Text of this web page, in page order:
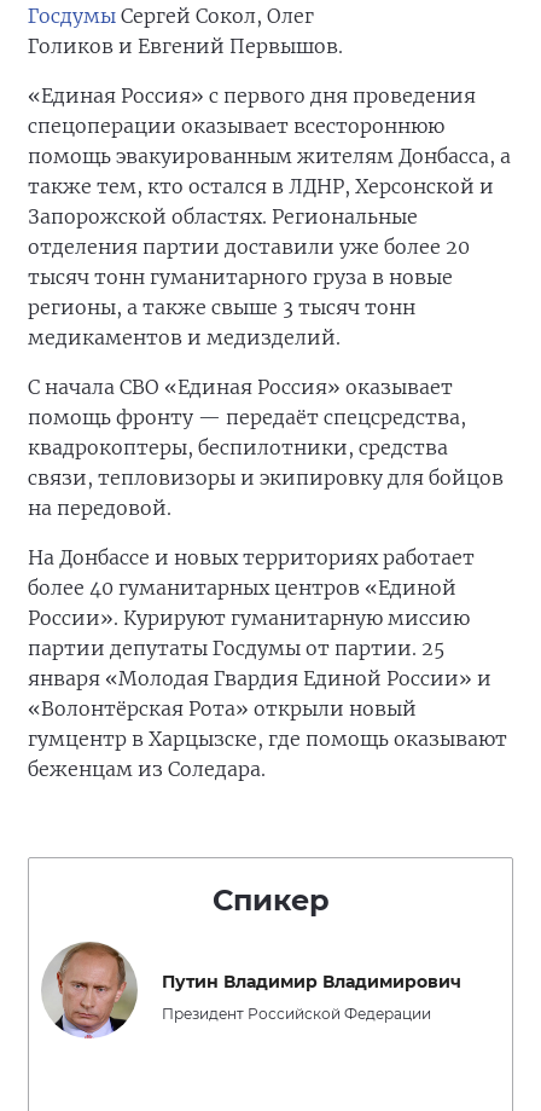
Госдумы Сергей Сокол, Олег
Голиков и Евгений Первышов.
«Единая Россия» с первого дня проведения
спецоперации оказывает всестороннюю
помощь эвакуированным жителям Донбасса, а
также тем, кто остался в ЛДНР, Херсонской и
Запорожской областях. Региональные
отделения партии доставили уже более 20
тысяч тонн гуманитарного груза в новые
регионы, а также свыше 3 тысяч тонн
медикаментов и медизделий.
С начала СВО «Единая Россия» оказывает
помощь фронту — передаёт спецсредства,
квадрокоптеры, беспилотники, средства
связи, тепловизоры и экипировку для бойцов
на передовой.
На Донбассе и новых территориях работает
более 40 гуманитарных центров «Единой
России». Курируют гуманитарную миссию
партии депутаты Госдумы от партии. 25
января «Молодая Гвардия Единой России» и
«Волонтёрская Рота» открыли новый
гумцентр в Харцызске, где помощь оказывают
беженцам из Соледара.
Спикер
Путин Владимир Владимирович
Президент Российской Федерации